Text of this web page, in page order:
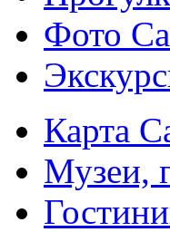
Фото
Карта
Музеи,